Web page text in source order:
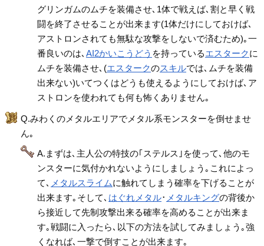
グリンガムのムチを装備させ､1体で戦えば､割と早く戦
闘を終了させることが出来ます(1体だけにしておけば､
アストロンされても無駄な攻撃をしないで済むため)｡一
番良いのは､AI2かいこうどう を持っているエスタークに
ムチを装備させ､(エスタークのスキルでは､ムチを装備
出来ない)いてつくはどうも使えるようにしておけば､ア
ストロンを使われても何も怖くありません｡
Q.みわくのメタルエリアでメタル系モンスターを倒せませ
ん｡
A.まずは､主人公の特技の｢ステルス｣を使って､他のモ
ンスターに気付かれないようにしましょう｡これによっ
て､ メタルスライムに触れてしまう確率を下げることが
出来ます｡そして､ はぐれメタル･ メタルキングの背後か
ら接近して先制攻撃出来る確率を高めることが出来ま
す｡戦闘に入ったら､以下の方法を試してみましょう｡強
くなれば､一撃で倒すことが出来ます｡